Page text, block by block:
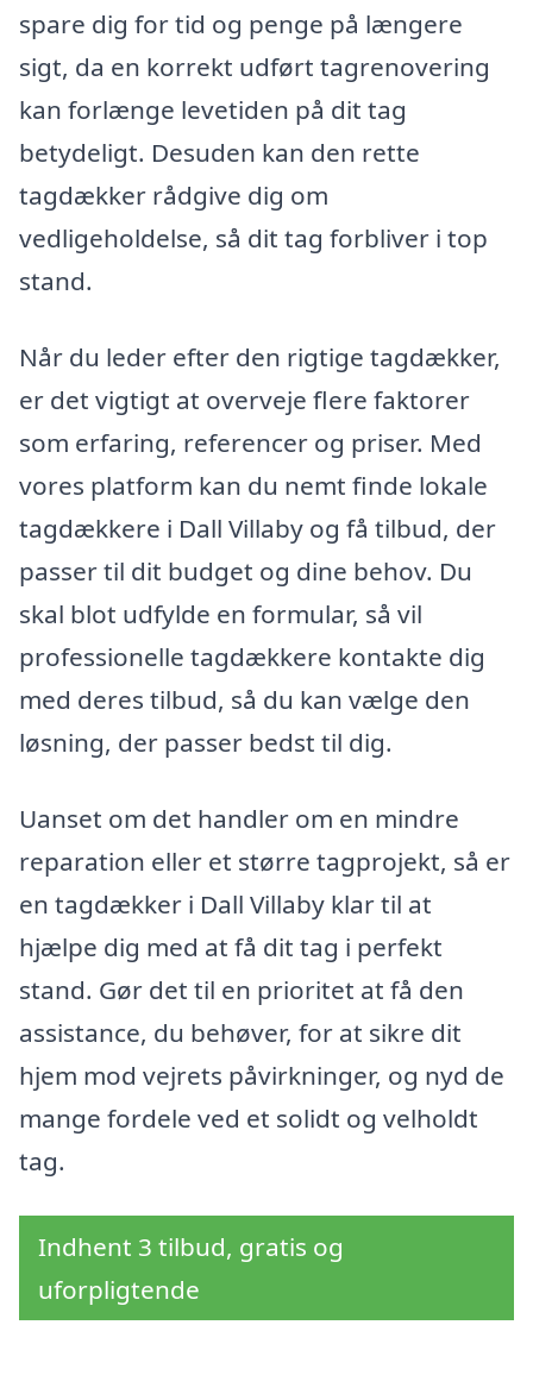
spare dig for tid og penge på længere
sigt, da en korrekt udført tagrenovering
kan forlænge levetiden på dit tag
betydeligt. Desuden kan den rette
tagdækker rådgive dig om
vedligeholdelse, så dit tag forbliver i top
stand.
Når du leder efter den rigtige tagdækker,
er det vigtigt at overveje flere faktorer
som erfaring, referencer og priser. Med
vores platform kan du nemt finde lokale
tagdækkere i Dall Villaby og få tilbud, der
passer til dit budget og dine behov. Du
skal blot udfylde en formular, så vil
professionelle tagdækkere kontakte dig
med deres tilbud, så du kan vælge den
løsning, der passer bedst til dig.
Uanset om det handler om en mindre
reparation eller et større tagprojekt, så er
en tagdækker i Dall Villaby klar til at
hjælpe dig med at få dit tag i perfekt
stand. Gør det til en prioritet at få den
assistance, du behøver, for at sikre dit
hjem mod vejrets påvirkninger, og nyd de
mange fordele ved et solidt og velholdt
tag.
Indhent 3 tilbud, gratis og
uforpligtende